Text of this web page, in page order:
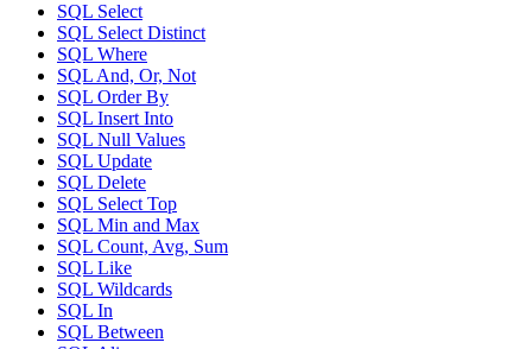
SQL Select
SQL Select Distinct
SQL Where
SQL And, Or, Not
SQL Order By
SQL Insert Into
SQL Null Values
SQL Update
SQL Delete
SQL Select Top
SQL Min and Max
SQL Count, Avg, Sum
SQL Like
SQL Wildcards
SQL In
SQL Between